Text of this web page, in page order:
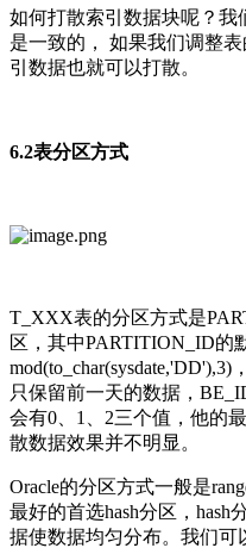
如何打散索引数据块呢？
是一致的， 如果我们调整
引数据也就可以打散。
6.2表分区方式
T_XXX表的分区方式是
区，其中PARTITION_ID的
只保留前一天的数据，
会有0、1、2三个值，他的
散数据效果并不明显。
Oracle的分区方式一般是
最好的首选hash分区，hash
据使数据均匀分布。我们可